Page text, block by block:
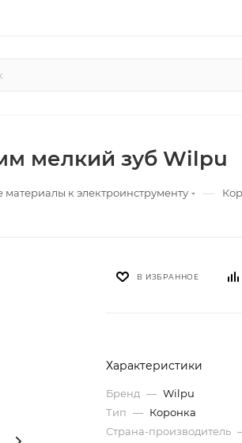
мелкий зуб Wilpu
материалы к электроинструменту —
В ИЗБРАННОЕ
Характеристики
Бренд — Wilpu
Тип — Коронка
Страна-производитель